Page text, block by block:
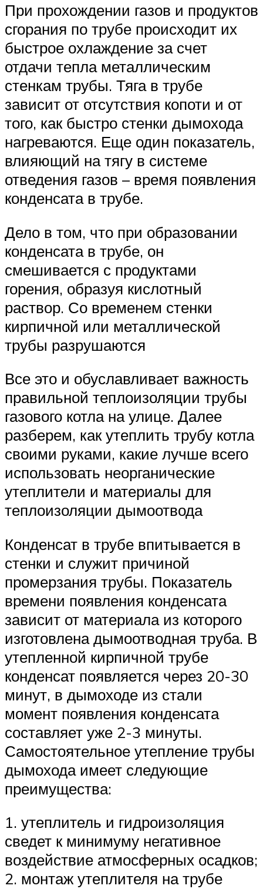
При прохождении газов и продуктов
сгорания по трубе происходит их
быстрое охлаждение за счет
отдачи тепла металлическим
стенкам трубы. Тяга в трубе
зависит от отсутствия копоти и от
того, как быстро стенки дымохода
нагреваются. Еще один показатель,
влияющий на тягу в системе
отведения газов – время появления
конденсата в трубе.
Дело в том, что при образовании
конденсата в трубе, он
смешивается с продуктами
горения, образуя кислотный
раствор. Со временем стенки
кирпичной или металлической
трубы разрушаются
Все это и обуславливает важность
правильной теплоизоляции трубы
газового котла на улице. Далее
разберем, как утеплить трубу котла
своими руками, какие лучше всего
использовать неорганические
утеплители и материалы для
теплоизоляции дымоотвода
Конденсат в трубе впитывается в
стенки и служит причиной
промерзания трубы. Показатель
времени появления конденсата
зависит от материала из которого
изготовлена дымоотводная труба. В
утепленной кирпичной трубе
конденсат появляется через 20-30
минут, в дымоходе из стали
момент появления конденсата
составляет уже 2-3 минуты.
Самостоятельное утепление трубы
дымохода имеет следующие
преимущества:
1. утеплитель и гидроизоляция
сведет к минимуму негативное
воздействие атмосферных осадков;
2. монтаж утеплителя на трубе